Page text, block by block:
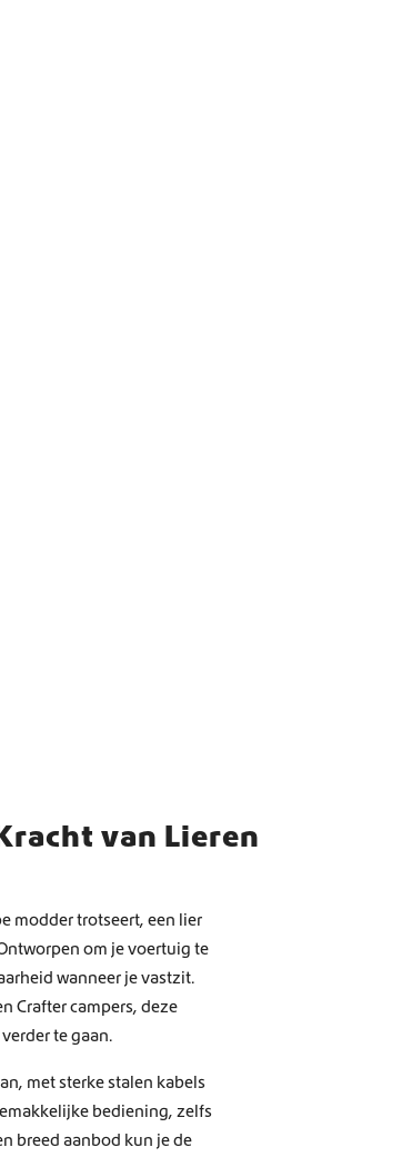
van Lieren
modder trotseert, een lier
om je voertuig te
wanneer je vastzit.
Crafter campers, deze
te gaan.
met sterke stalen kabels
bediening, zelfs
breed aanbod kun je de